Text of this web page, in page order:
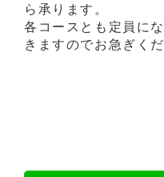
ら承ります。
各コースとも定員に
きますのでお急ぎくだ